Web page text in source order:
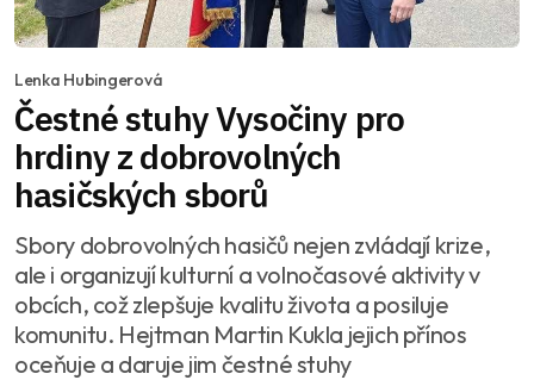
Lenka Hubingerová
Čestné stuhy Vysočiny pro
hrdiny z dobrovolných
hasičských sborů
Sbory dobrovolných hasičů nejen zvládají krize,
ale i organizují kulturní a volnočasové aktivity v
obcích, což zlepšuje kvalitu života a posiluje
komunitu. Hejtman Martin Kukla jejich přínos
oceňuje a daruje jim čestné stuhy